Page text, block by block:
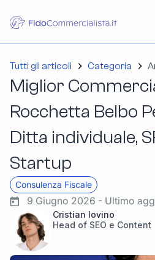
Tutti gli articoli Categoria
Miglior
Rocchetta Belbo
Ditta individuale,
Startup
Consulenza Fiscale
9 Giugno 2026 - Ultimo
Cristian Iovino
Head of SEO e Content